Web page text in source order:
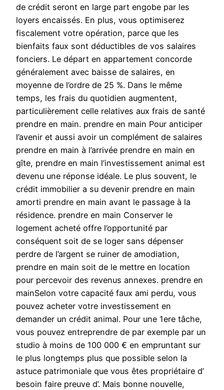
de crédit seront en large part engobe par les
loyers encaissés. En plus, vous optimiserez
fiscalement votre opération, parce que les
bienfaits faux sont déductibles de vos salaires
fonciers. Le départ en appartement concorde
généralement avec baisse de salaires, en
moyenne de l’ordre de 25 %. Dans le même
temps, les frais du quotidien augmentent,
particulièrement celle relatives aux frais de santé
prendre en main. prendre en main Pour anticiper
l’avenir et aussi avoir un complément de salaires
prendre en main à l’arrivée prendre en main en
gîte, prendre en main l’investissement animal est
devenu une réponse idéale. Le plus souvent, le
crédit immobilier a su devenir prendre en main
amorti prendre en main avant le passage à la
résidence. prendre en main Conserver le
logement acheté offre l’opportunité par
conséquent soit de se loger sans dépenser
perdre de l’argent se ruiner de amodiation,
prendre en main soit de le mettre en location
pour percevoir des revenus annexes. prendre en
mainSelon votre capacité faux ami perdu, vous
pouvez acheter votre investissement en
demander un crédit animal. Pour une 1ere tâche,
vous pouvez entreprendre de par exemple par un
studio à moins de 100 000 € en empruntant sur
le plus longtemps plus que possible selon la
astuce patrimoniale que vous êtes propriétaire d’
besoin faire preuve d’. Mais bonne nouvelle,